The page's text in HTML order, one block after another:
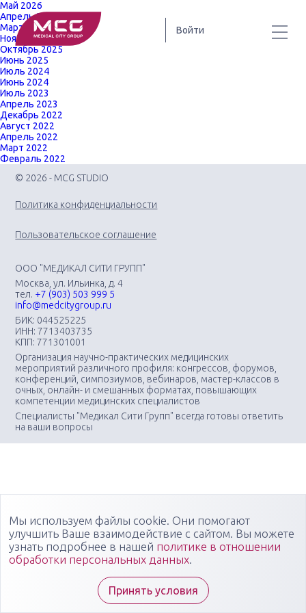
Войти
Май 2026
Апрель 2026
Март 2026
Ноябрь 2025
Октябрь 2025
Июнь 2025
Июль 2024
Июнь 2024
Июль 2023
Апрель 2023
Декабрь 2022
Август 2022
Апрель 2022
Март 2022
Февраль 2022
© 2026 - MCG STUDIO
Политика конфиденциальности
Пользовательское соглашение
ООО "МЕДИКАЛ СИТИ ГРУПП"
Москва, ул. Ильинка, д. 4
тел. +7 (903) 503 999 5
info@medcitygroup.ru
БИК: 044525225
ИНН: 7713403735
КПП: 771301001
Организация научно-практических медицинских
мероприятий различного профиля: конгрессов, форумов,
конференций, симпозиумов, вебинаров, мастер-классов в
очных, онлайн- и смешанных форматах, повышающих
компетенции медицинских специалистов
Специалисты "Медикал Сити Групп" всегда готовы ответить
на ваши вопросы
Мы используем файлы cookie. Они помогают
улучшить Ваше взаимодействие с сайтом. Вы можете
узнать подробнее в нашей политике в отношении
обработки персональных данных.
Принять условия